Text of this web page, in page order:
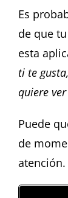
Es
de que
esta
ti te
quiere
Puede
de
atención.